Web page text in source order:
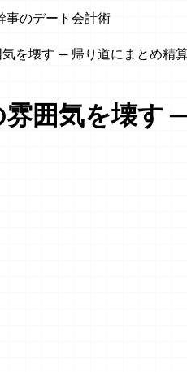
事のデート会計術
を壊す ─ 帰り道にまとめ精
囲気を壊す